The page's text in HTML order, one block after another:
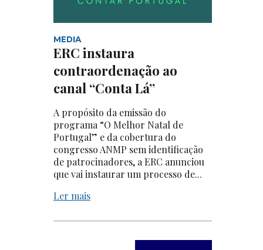
MEDIA
ERC instaura
contraordenação ao
canal “Conta Lá”
A propósito da emissão do
programa “O Melhor Natal de
Portugal” e da cobertura do
congresso ANMP sem identificação
de patrocinadores, a ERC anunciou
que vai instaurar um processo de...
Ler mais